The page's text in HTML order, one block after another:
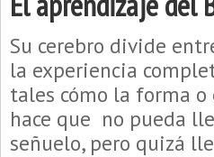
Su cerebro divide
la experiencia
tales cómo la forma o
hace que no pueda
señuelo, pero quizá